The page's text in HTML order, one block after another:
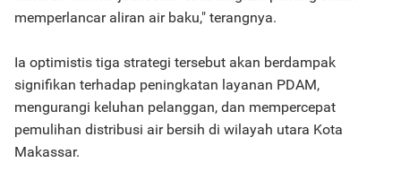
memperlancar aliran air baku," terangnya.
Ia optimistis tiga strategi tersebut akan berdampak
signifikan terhadap peningkatan layanan PDAM,
mengurangi keluhan pelanggan, dan mempercepat
pemulihan distribusi air bersih di wilayah utara Kota
Makassar.